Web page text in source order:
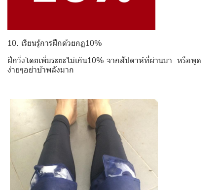
10. เรียนรู้การฝึกด้วยกฏ10%
ฝึกวิ่งโดยเพิ่มระยะไม่เกิน10% จากสัปดาห์ที่ผ่านมา หรือพูด
ง่ายๆอย่าบ้าพลังมาก